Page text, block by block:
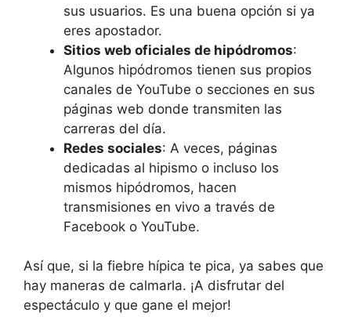
sus usuarios. Es una buena opción si ya
eres apostador.
Sitios web oficiales de hipódromos:
Algunos hipódromos tienen sus propios
canales de YouTube o secciones en sus
páginas web donde transmiten las
carreras del día.
Redes sociales: A veces, páginas
dedicadas al hipismo o incluso los
mismos hipódromos, hacen
transmisiones en vivo a través de
Facebook o YouTube.
Así que, si la fiebre hípica te pica, ya sabes que
hay maneras de calmarla. ¡A disfrutar del
espectáculo y que gane el mejor!